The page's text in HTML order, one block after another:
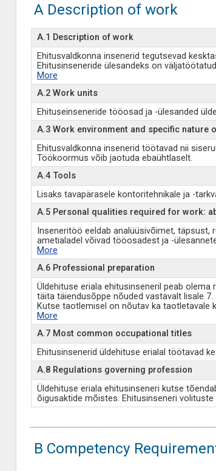
A Description of work
A.1 Description of work
Ehitusvaldkonna insenerid tegutsevad
Ehitusinseneride ülesandeks on
More
A.2 Work units
Ehituseinseneride tööosad ja -ülesanded
A.3 Work environment and specific nature
Ehitusvaldkonna insenerid töötavad nii
Töökoormus võib jaotuda ebaühtlaselt.
A.4 Tools
Lisaks tavapärasele kontoritehnikale ja -
A.5 Personal qualities required for work:
Inseneritöö eeldab analüüsivõimet,
ametialadel võivad tööosadest ja -
More
A.6 Professional preparation
Üldehituse eriala ehitusinseneril peab
täita täiendusõppe nõuded vastavalt lisale 7.
Kutse taotlemisel on nõutav ka taotletavale
More
A.7 Most common occupational titles
Ehitusinsenerid üldehituse erialal töötavad
A.8 Regulations governing profession
Üldehituse eriala ehitusinseneri kutse
õigusaktide mõistes. Ehitusinseneri
B Competency